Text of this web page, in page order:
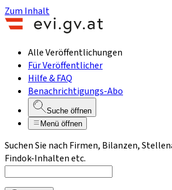
Zum Inhalt
Alle Veröffentlichungen
Für Veröffentlicher
Hilfe & FAQ
Benachrichtigungs-Abo
Suche öffnen
Menü öffnen
Suchen Sie nach Firmen, Bilanzen,
Findok-Inhalten etc.